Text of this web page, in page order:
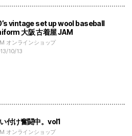
vintage set up wool baseball
大阪 古着屋 JAM
オンラインショップ
10/13
付け奮闘中。vol1
オンラインショップ